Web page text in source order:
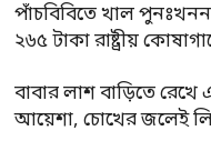
পাঁচবিবিতে খাল
২৬৫ টাকা রাষ্ট্রীয়
বাবার লাশ বাড়িতে
আয়েশা, চোখের জলেই